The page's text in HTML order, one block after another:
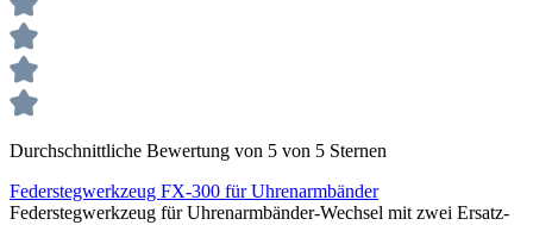
Durchschnittliche Bewertung von 5 von 5 Sternen
Federstegwerkzeug FX-300 für Uhrenarmbänder
Federstegwerkzeug für Uhrenarmbänder-Wechsel mit zwei Ersatz-